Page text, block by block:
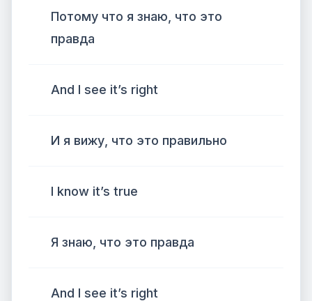
Потому что я знаю, что это
правда
And I see it’s right
И я вижу, что это правильно
I know it’s true
Я знаю, что это правда
And I see it’s right